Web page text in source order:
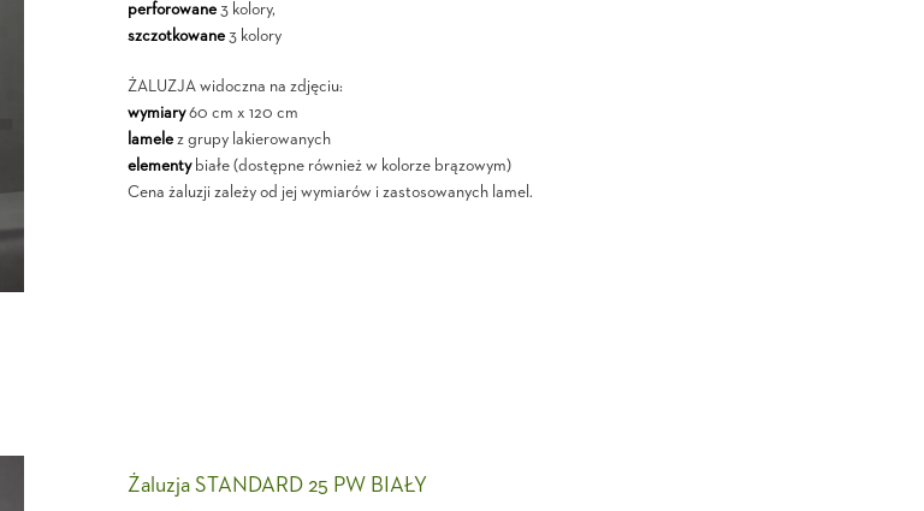
perforowane 3 kolory,
szczotkowane 3 kolory
ŻALUZJA widoczna na zdjęciu:
wymiary60 cm x 120 cm
lamele z grupy lakierowanych
elementybiałe (dostępne również w kolorze brązowym)
Cena żaluzji zależy od jej wymiarów i zastosowanych lamel.
Żaluzja STANDARD 25 PW BIAŁY